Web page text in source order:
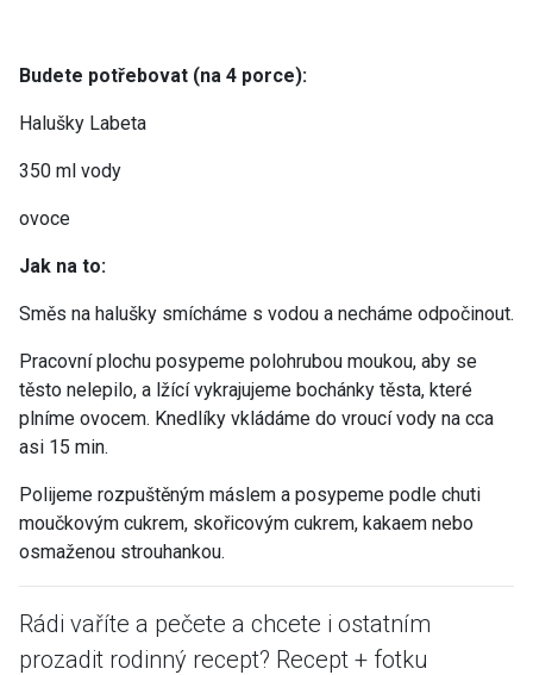
Budete potřebovat (na 4 porce):
Halušky Labeta
350 ml vody
ovoce
Jak na to:
Směs na halušky smícháme s vodou a necháme odpočinout.
Pracovní plochu posypeme polohrubou moukou, aby se
těsto nelepilo, a lžící vykrajujeme bochánky těsta, které
plníme ovocem. Knedlíky vkládáme do vroucí vody na cca
asi 15 min.
Polijeme rozpuštěným máslem a posypeme podle chuti
moučkovým cukrem, skořicovým cukrem, kakaem nebo
osmaženou strouhankou.
Rádi vaříte a pečete a chcete i ostatním
prozadit rodinný recept? Recept + fotku